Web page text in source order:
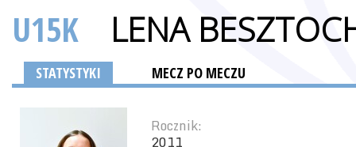
U15K LENA
STATYSTYKI MECZ PO MECZU
Rocznik:
2011